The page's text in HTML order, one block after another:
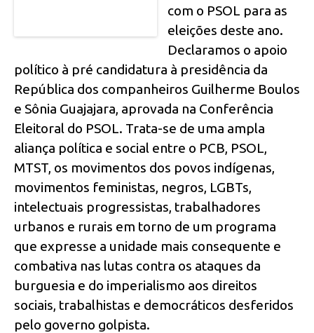
com o PSOL para as
eleições deste ano.
Declaramos o apoio
político à pré candidatura à presidência da
República dos companheiros Guilherme Boulos
e Sônia Guajajara, aprovada na Conferência
Eleitoral do PSOL. Trata-se de uma ampla
aliança política e social entre o PCB, PSOL,
MTST, os movimentos dos povos indígenas,
movimentos feministas, negros, LGBTs,
intelectuais progressistas, trabalhadores
urbanos e rurais em torno de um programa
que expresse a unidade mais consequente e
combativa nas lutas contra os ataques da
burguesia e do imperialismo aos direitos
sociais, trabalhistas e democráticos desferidos
pelo governo golpista.